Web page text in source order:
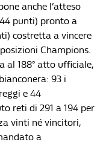
anche l’atteso
44 punti) pronto a
costretta a vincere
Champions.
al 188° atto ufficiale,
93 i
e 44
reti di 291 a 194 per
vinti né vincitori,
a